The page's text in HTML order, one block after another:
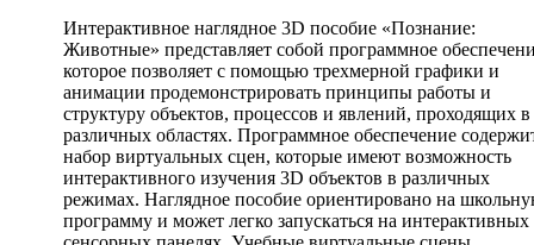
Интерактивное наглядное 3D пособие «Познание:
Животные» представляет собой программное
которое позволяет с помощью трехмерной графики и
анимации продемонстрировать принципы работы и
структуру объектов, процессов и явлений, проходящих в
различных областях. Программное обеспечение
набор виртуальных сцен, которые имеют возможность
интерактивного изучения 3D объектов в различных
режимах. Наглядное пособие ориентировано на
программу и может легко запускаться на интерактивных